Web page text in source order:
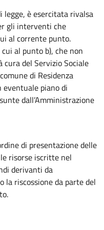
legge, è esercitata rivalsa
gli interventi che
al corrente punto.
al punto b), che non
cura del Servizio Sociale
di Residenza
piano di
dall’Amministrazione
di presentazione delle
risorse iscritte nel
derivanti da
riscossione da parte del